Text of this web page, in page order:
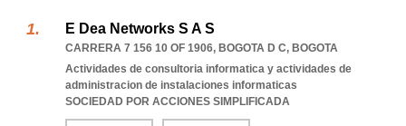
E Dea Networks S A S
CARRERA 7 156 10 OF 1906, BOGOTA D C, BOGOTA
Actividades de consultoria informatica y actividades de
administracion de instalaciones informaticas
SOCIEDAD POR ACCIONES SIMPLIFICADA